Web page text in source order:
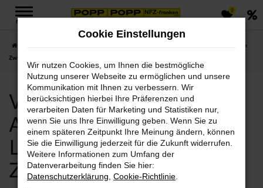
Zum
MENÜ
0
Volvo Zwickau, Volvo Angebote mit Lieferservice nach
Zwickau
Volvo Zwickau, Volvo
Angebote mit
Lieferservice nach
Zwickau
Cookie Einstellungen
Wir nutzen Cookies, um Ihnen die bestmögliche
Nutzung unserer Webseite zu ermöglichen und unsere
Kommunikation mit Ihnen zu verbessern. Wir
berücksichtigen hierbei Ihre Präferenzen und
verarbeiten Daten für Marketing und Statistiken nur,
wenn Sie uns Ihre Einwilligung geben. Wenn Sie zu
einem späteren Zeitpunkt Ihre Meinung ändern, können
Sie die Einwilligung jederzeit für die Zukunft widerrufen.
Weitere Informationen zum Umfang der
Datenverarbeitung finden Sie hier:
Datenschutzerklärung Cookie-Richtlinie